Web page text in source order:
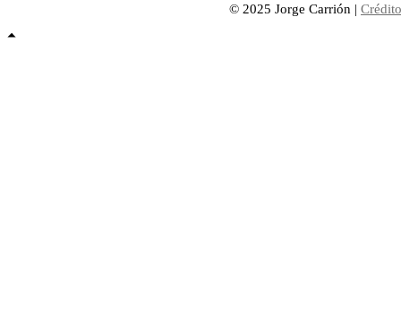
© 2025 Jorge Carrión |